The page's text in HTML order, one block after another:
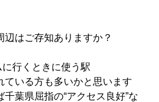
はご存知ありますか？
行くときに使う駅
ている方も多いかと思います
葉県屈指の“アクセス良好”な